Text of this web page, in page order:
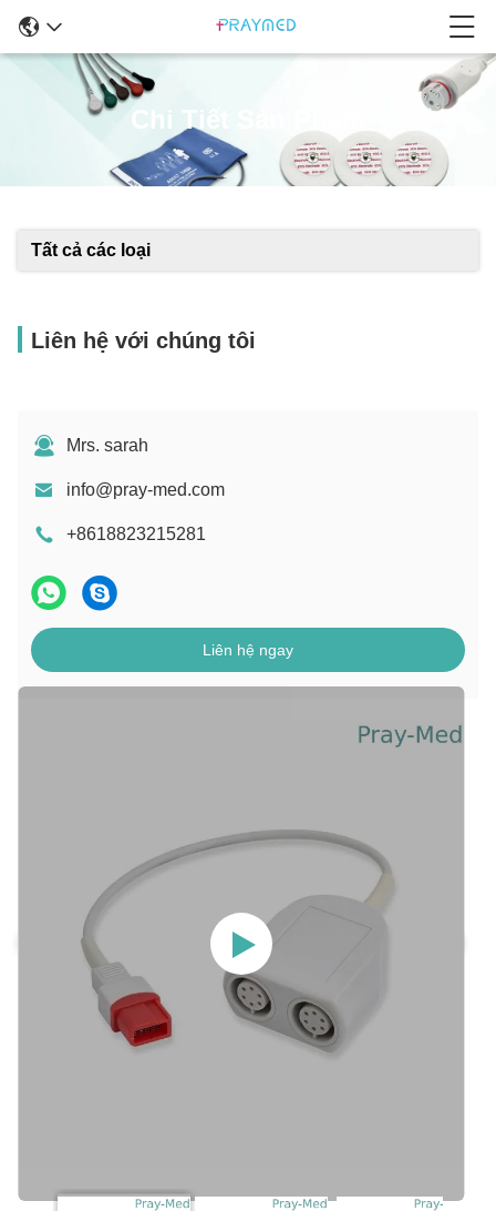
Chi Tiết Sản Phẩm
Tất cả các loại
Liên hệ với chúng tôi
Mrs. sarah
info@pray-med.com
+8618823215281
Liên hệ ngay